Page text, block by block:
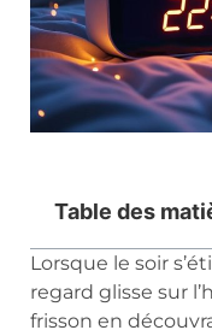
Table des
Lorsque le soir
regard glisse sur
frisson en